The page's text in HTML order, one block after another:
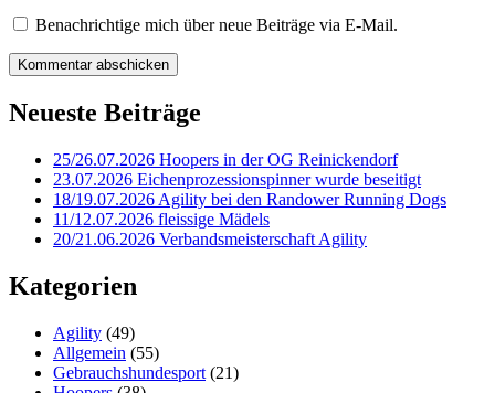
Benachrichtige mich über neue Beiträge via E-Mail.
Kommentar abschicken
Neueste Beiträge
25/26.07.2026 Hoopers in der OG Reinickendorf
23.07.2026 Eichenprozessionspinner wurde beseitigt
18/19.07.2026 Agility bei den Randower Running Dogs
11/12.07.2026 fleissige Mädels
20/21.06.2026 Verbandsmeisterschaft Agility
Kategorien
Agility (49)
Allgemein (55)
Gebrauchshundesport (21)